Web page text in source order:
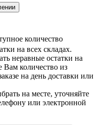
количество
на всех складах.
неравные остатки на
Вам количество из
на день доставки или
на месте, уточняйте
или электронной